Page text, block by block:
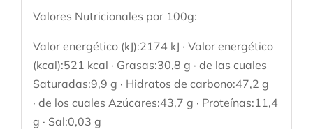
Valores Nutricionales por 100g:
Valor energético (kJ):2174 kJ · Valor energético
(kcal):521 kcal · Grasas:30,8 g · de las cuales
Saturadas:9,9 g · Hidratos de carbono:47,2 g
· de los cuales Azúcares:43,7 g · Proteínas:11,4
g · Sal:0,03 g